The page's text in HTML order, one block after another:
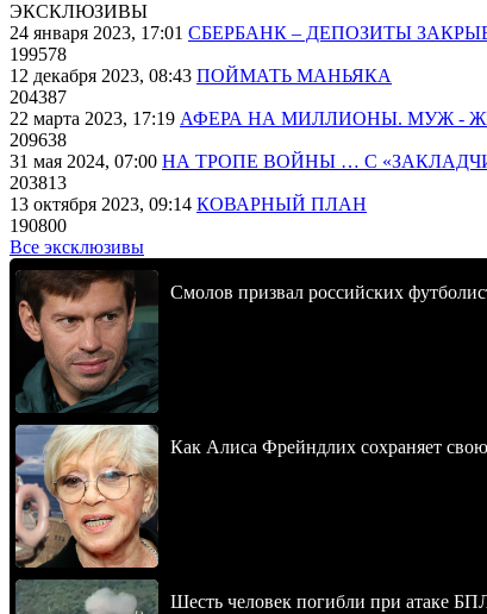
ЭКСКЛЮЗИВЫ
24 января 2023, 17:01 СБЕРБАНК – ДЕПОЗИТЫ
199578
12 декабря 2023, 08:43 ПОЙМАТЬ МАНЬЯКА
204387
22 марта 2023, 17:19 АФЕРА НА МИЛЛИОНЫ. МУЖ -
209638
31 мая 2024, 07:00 НА ТРОПЕ ВОЙНЫ … С
203813
13 октября 2023, 09:14 КОВАРНЫЙ ПЛАН
190800
Все эксклюзивы
Смолов призвал российских
Как Алиса Фрейндлих сохраняет
Шесть человек погибли при атаке